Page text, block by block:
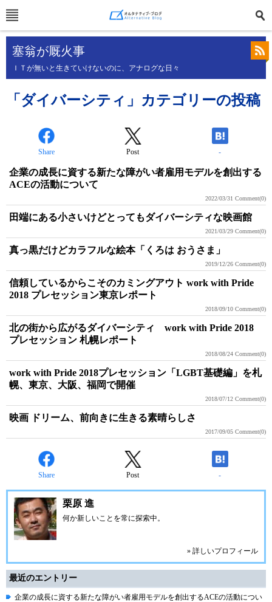
塞翁が厩火事
ＩＴが無いと生きていけないのに、アナログな日々
「ダイバーシティ」カテゴリーの投稿
Share Post -
企業の成長に資する新たな障がい者雇用モデルを創出する
ACEの活動について
2022/03/31 Comment(0)
田端にある小さいけどとってもダイバーシティな映画館
2021/03/29 Comment(0)
真っ黒だけどカラフルな絵本「くろは おうさま」
2019/12/26 Comment(0)
信頼しているからこそのカミングアウト work with Pride
2018 プレセッション東京レポート
2018/09/10 Comment(0)
北の街から広がるダイバーシティ work with Pride 2018
プレセッション 札幌レポート
2018/08/24 Comment(0)
work with Pride 2018プレセッション「LGBT基礎編」を札
幌、東京、大阪、福岡で開催
2018/07/12 Comment(0)
映画 ドリーム、前向きに生きる素晴らしさ
2017/09/05 Comment(0)
Share Post -
栗原 進
何か新しいことを常に探索中。
» 詳しいプロフィール
最近のエントリー
企業の成長に資する新たな障がい者雇用モデルを創出するACEの活動につい